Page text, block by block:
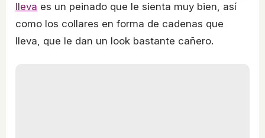
lleva es un peinado que le sienta muy bien, así
como los collares en forma de cadenas que
lleva, que le dan un look bastante cañero.